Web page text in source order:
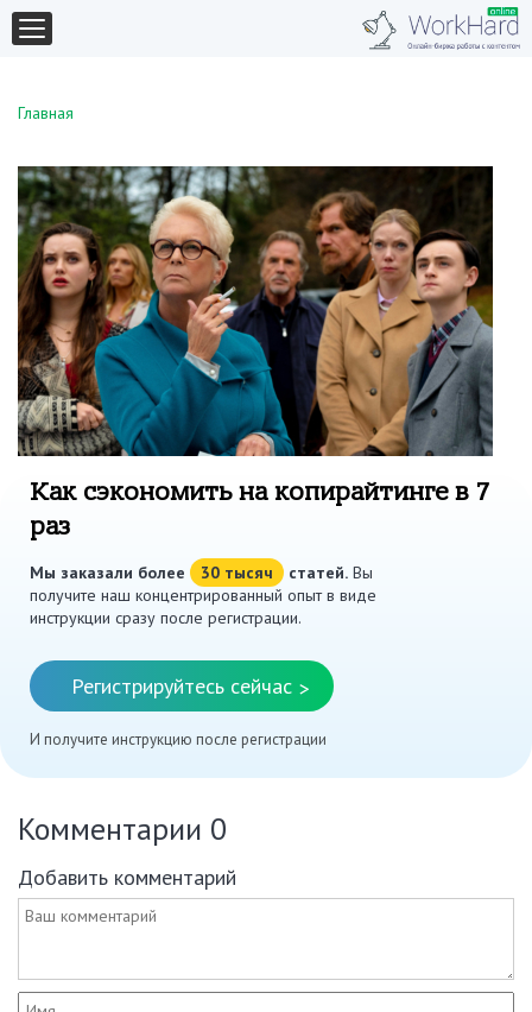
Главная
Как сэкономить на копирайтинге в 7
раз
Мы заказали более 30 тысяч статей. Вы
получите наш концентрированный опыт в виде
инструкции сразу после регистрации.
Регистрируйтесь сейчас >
И получите инструкцию после регистрации
Комментарии 0
Добавить комментарий